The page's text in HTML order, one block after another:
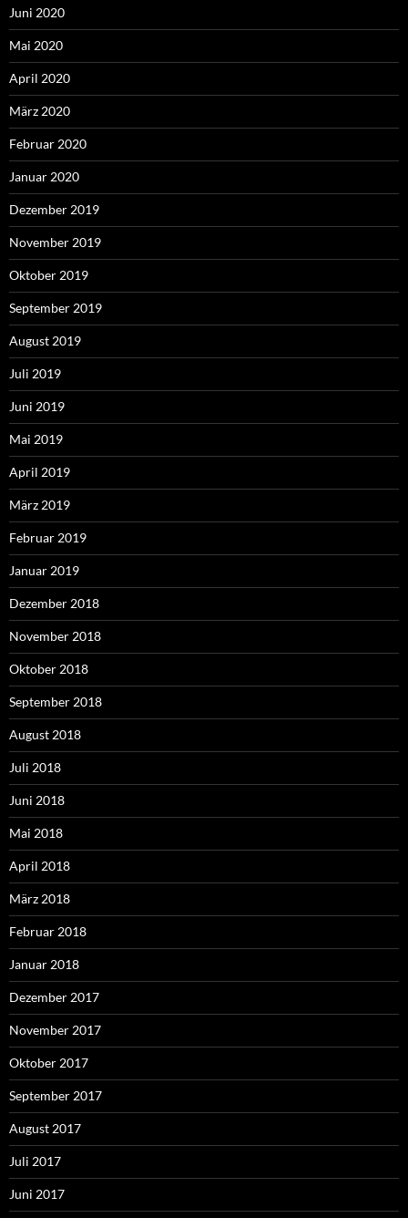
Juni 2020
Mai 2020
April 2020
März 2020
Februar 2020
Januar 2020
Dezember 2019
November 2019
Oktober 2019
September 2019
August 2019
Juli 2019
Juni 2019
Mai 2019
April 2019
März 2019
Februar 2019
Januar 2019
Dezember 2018
November 2018
Oktober 2018
September 2018
August 2018
Juli 2018
Juni 2018
Mai 2018
April 2018
März 2018
Februar 2018
Januar 2018
Dezember 2017
November 2017
Oktober 2017
September 2017
August 2017
Juli 2017
Juni 2017